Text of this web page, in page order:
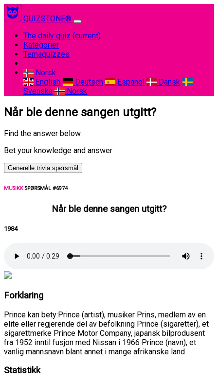
QUIZSTONE®
The daily quiz (current)
Kategorier
Temaquizzes
Norsk
English
Deutsch Espanol
Dansk
Svenska
Norsk
Når ble denne sangen utgitt?
Find the answer below
Bet your knowledge and answer
Generelle trivia spørsmål
MUSIKKSPØRSMÅL #6974
Når ble denne sangen utgitt?
1984
Forklaring
Prince kan bety:Prince (artist), musiker Prins, medlem av en
elite eller regjerende del av befolkning Prince (sigaretter), et
sigarettmerke Prince Motor Company, japansk bilprodusent
fra 1952 inntil fusjon med Nissan i 1966 Prince (navn), et
vanlig mannsnavn blant annet i mange afrikanske land
Statistikk